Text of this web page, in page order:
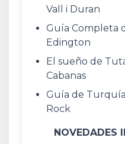
Vall i Duran
Guía Completa
Edington
El sueño de
Cabanas
Guía de
Rock
NOVEDADES